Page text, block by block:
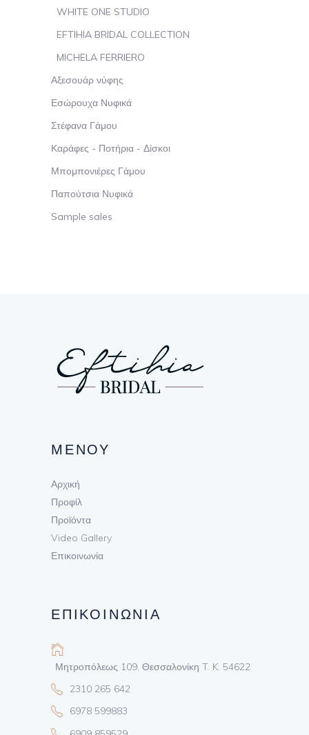
WHITE ONE STUDIO
EFTIHIA BRIDAL COLLECTION
MICHELA FERRIERO
Αξεσουάρ νύφης
Εσώρουχα Νυφικά
Στέφανα Γάμου
Καράφες - Ποτήρια - Δίσκοι
Μπομπονιέρες Γάμου
Παπούτσια Νυφικά
Sample sales
ΜΕΝΟΥ
Αρχική
Προφίλ
Προϊόντα
Video Gallery
Επικοινωνία
ΕΠΙΚΟΙΝΩΝΙΑ
Μητροπόλεως 109, Θεσσαλονίκη T. K. 54622
2310 265 642
6978 599883